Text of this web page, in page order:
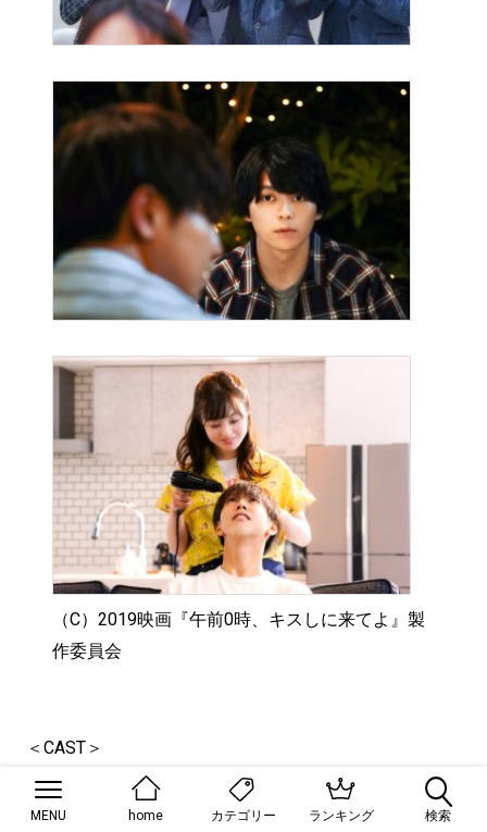
（C）2019映画『午前0時、キスしに来てよ』製
作委員会
＜CAST＞
片寄涼太 橋本環奈
眞栄田郷敦 八木アリサ 岡崎紗絵 鈴木勝大
MENU home カテゴリー ランキング 検索